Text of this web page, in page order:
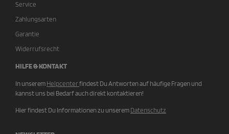
Service
Zahlungsarten
Garantie
Widerrufsrecht
HILFE & KONTAKT
In unserem Helpcenter findest Du Antworten auf häufige Fragen und
kannst uns bei Bedarf auch direkt kontaktieren!
Hier findest Du Informationen zu unserem Datenschutz